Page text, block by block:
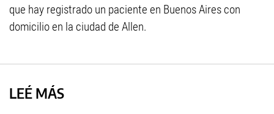
que hay registrado un paciente en Buenos Aires con
domicilio en la ciudad de Allen.
LEÉ MÁS